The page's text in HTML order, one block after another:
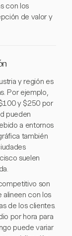
con los
de valor y
y región es
Por ejemplo,
y $250 por
pueden
a entornos
también
suelen
son
alineen con los
de los clientes.
por hora para
puede variar